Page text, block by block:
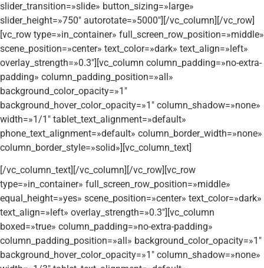
slider_transition=»slide» button_sizing=»large»
slider_height=»750″ autorotate=»5000″][/vc_column][/vc_row]
[vc_row type=»in_container» full_screen_row_position=»middle»
scene_position=»center» text_color=»dark» text_align=»left»
overlay_strength=»0.3″][vc_column column_padding=»no-extra-
padding» column_padding_position=»all»
background_color_opacity=»1″
background_hover_color_opacity=»1″ column_shadow=»none»
width=»1/1″ tablet_text_alignment=»default»
phone_text_alignment=»default» column_border_width=»none»
column_border_style=»solid»][vc_column_text]
[/vc_column_text][/vc_column][/vc_row][vc_row
type=»in_container» full_screen_row_position=»middle»
equal_height=»yes» scene_position=»center» text_color=»dark»
text_align=»left» overlay_strength=»0.3″][vc_column
boxed=»true» column_padding=»no-extra-padding»
column_padding_position=»all» background_color_opacity=»1″
background_hover_color_opacity=»1″ column_shadow=»none»